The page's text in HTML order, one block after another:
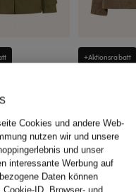
€
299,99 €
+Aktionsrabatt
164,99 €
Bestpreis:
Ursprünglich:
Cookies und andere Web-
nutzen wir und unsere
und unser
interessante Werbung auf
Daten können
ID, Browser- und